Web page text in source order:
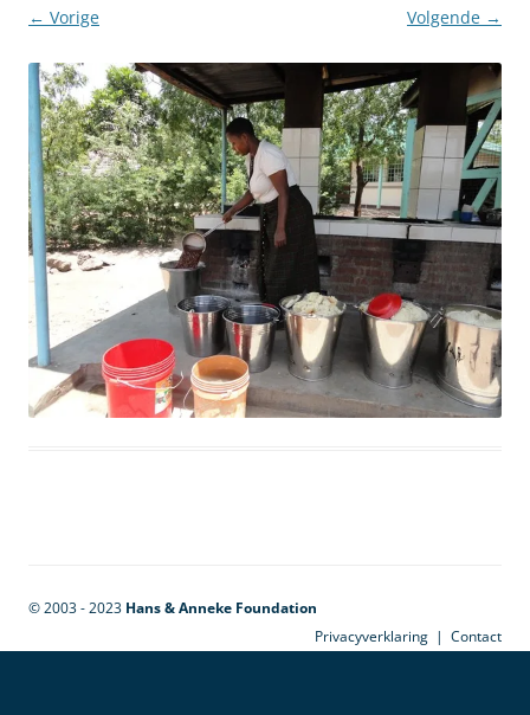
← Vorige Volgende →
© 2003 - 2023 Hans & Anneke Foundation
Privacyverklaring | Contact